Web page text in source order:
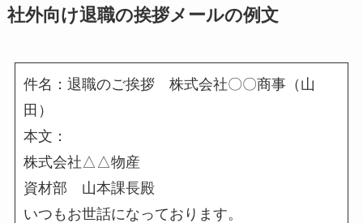
社外向け退職の挨拶メールの例文
件名：退職のご挨拶 株式会社〇〇商事（山
田）
本文：
株式会社△△物産
資材部 山本課長殿
いつもお世話になっております。